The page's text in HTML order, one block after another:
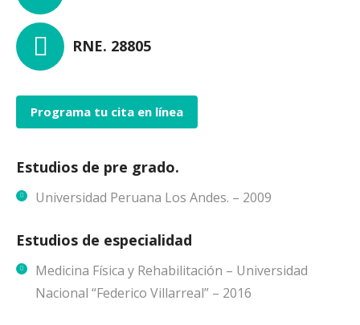
RNE. 28805
Programa tu cita en línea
Estudios de pre grado.
Universidad Peruana Los Andes. – 2009
Estudios de especialidad
Medicina Física y Rehabilitación – Universidad
Nacional “Federico Villarreal” – 2016